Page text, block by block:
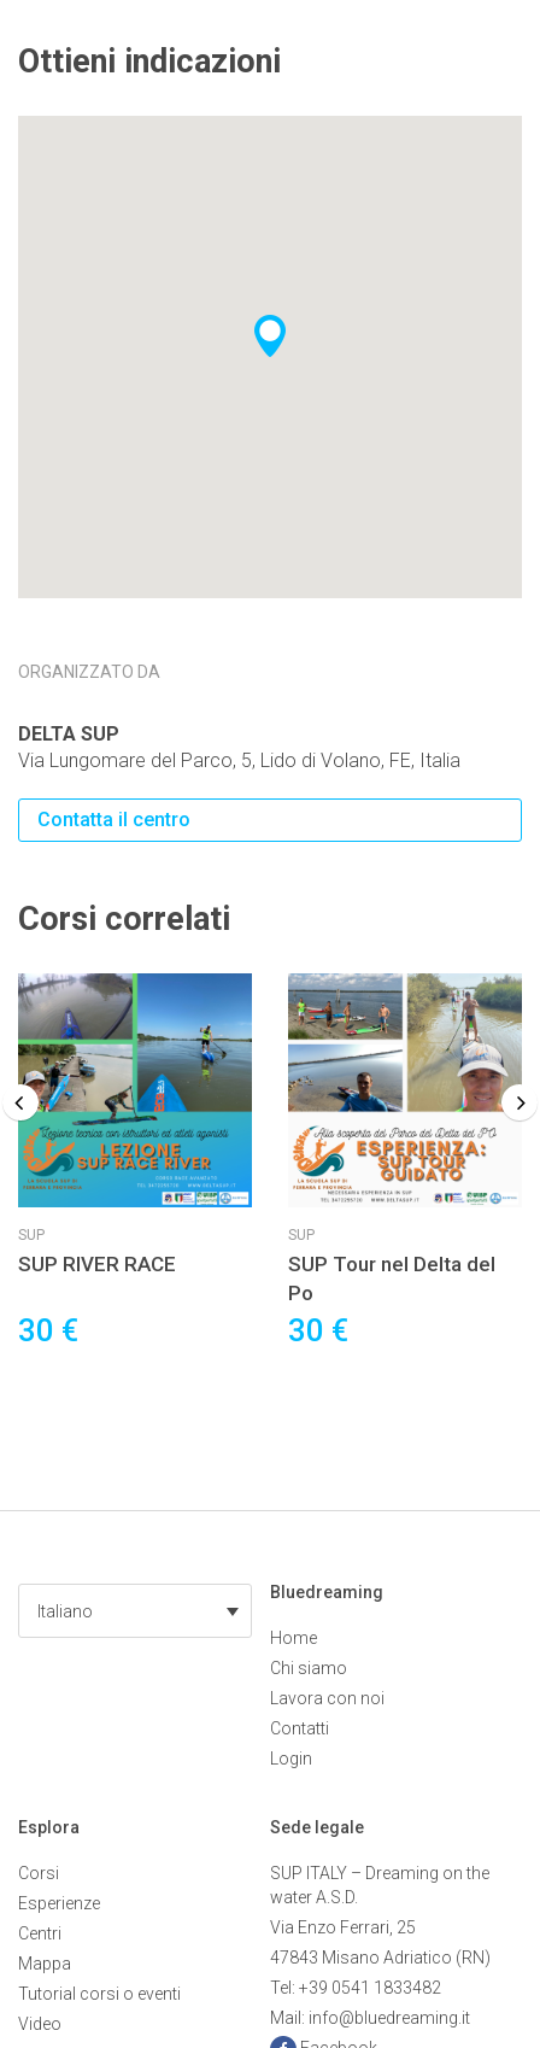
Ottieni indicazioni
ORGANIZZATO DA
DELTA SUP
Via Lungomare del Parco, 5, Lido di Volano, FE, Italia
Contatta il centro
Corsi correlati
SUP
SUP RIVER RACE
30 €
SUP
SUP Tour nel Delta del
Po
30 €
Italiano
Bluedreaming
Home
Chi siamo
Lavora con noi
Contatti
Login
Esplora
Corsi
Esperienze
Centri
Mappa
Tutorial corsi o eventi
Video
Sede legale
SUP ITALY – Dreaming on the
water A.S.D.
Via Enzo Ferrari, 25
47843 Misano Adriatico (RN)
Tel: +39 0541 1833482
Mail: info@bluedreaming.it